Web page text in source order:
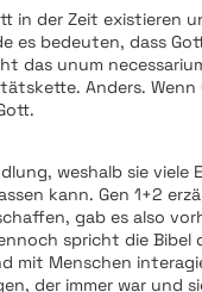
in der Zeit existieren
es bedeuten, dass
das unum
Anders. Wenn
weshalb sie viele
kann. Gen 1+2
gab es also
spricht die Bibel
mit Menschen
der immer war und